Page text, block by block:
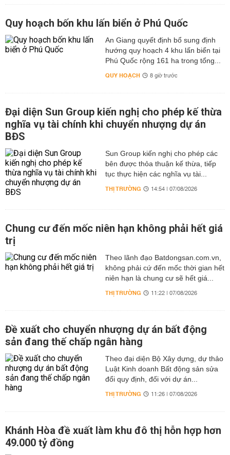
Quy hoạch bốn khu lấn biển ở Phú Quốc
An Giang quyết định bổ sung định
hướng quy hoạch 4 khu lấn biển tại
Phú Quốc rộng 161 ha trong tổng...
QUY HOẠCH 8 giờ trước
Đại diện Sun Group kiến nghị cho phép kế thừa
nghĩa vụ tài chính khi chuyển nhượng dự án
BĐS
Sun Group kiến nghị cho phép các
bên được thỏa thuận kế thừa, tiếp
tục thực hiện các nghĩa vụ tài...
THỊ TRƯỜNG 14:54 | 07/08/2026
Chung cư đến mốc niên hạn không phải hết giá
trị
Theo lãnh đạo Batdongsan.com.vn,
không phải cứ đến mốc thời gian hết
niên hạn là chung cư sẽ hết giá...
THỊ TRƯỜNG 11:22 | 07/08/2026
Đề xuất cho chuyển nhượng dự án bất động
sản đang thế chấp ngân hàng
Theo đại diện Bộ Xây dựng, dự thảo
Luật Kinh doanh Bất động sản sửa
đổi quy định, đối với dự án...
THỊ TRƯỜNG 11:26 | 07/08/2026
Khánh Hòa đề xuất làm khu đô thị hỗn hợp hơn
49.000 tỷ đồng